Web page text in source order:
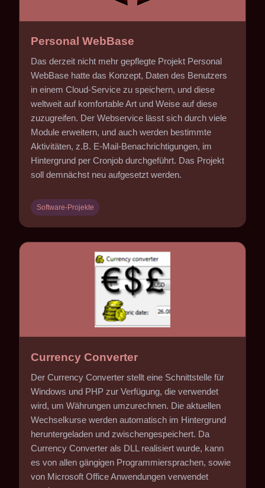
Personal WebBase
Das derzeit nicht mehr gepflegte Projekt Personal
WebBase hatte das Konzept, Daten des Benutzers
in einem Cloud-Service zu speichern, und diese
weltweit auf komfortable Art und Weise auf diese
zuzugreifen. Der Webservice lässt sich durch viele
Module erweitern, und auch werden bestimmte
Aktivitäten, z.B. E-Mail-Benachrichtigungen, im
Hintergrund per Cronjob durchgeführt. Das Projekt
soll demnächst neu aufgesetzt werden.
Software-Projekte
Currency Converter
Der Currency Converter stellt eine Schnittstelle für
Windows und PHP zur Verfügung, die verwendet
wird, um Währungen umzurechnen. Die aktuellen
Wechselkurse werden automatisch im Hintergrund
heruntergeladen und zwischengespeichert. Da
Currency Converter als DLL realisiert wurde, kann
es von allen gängigen Programmiersprachen, sowie
von Microsoft Office Anwendungen verwendet